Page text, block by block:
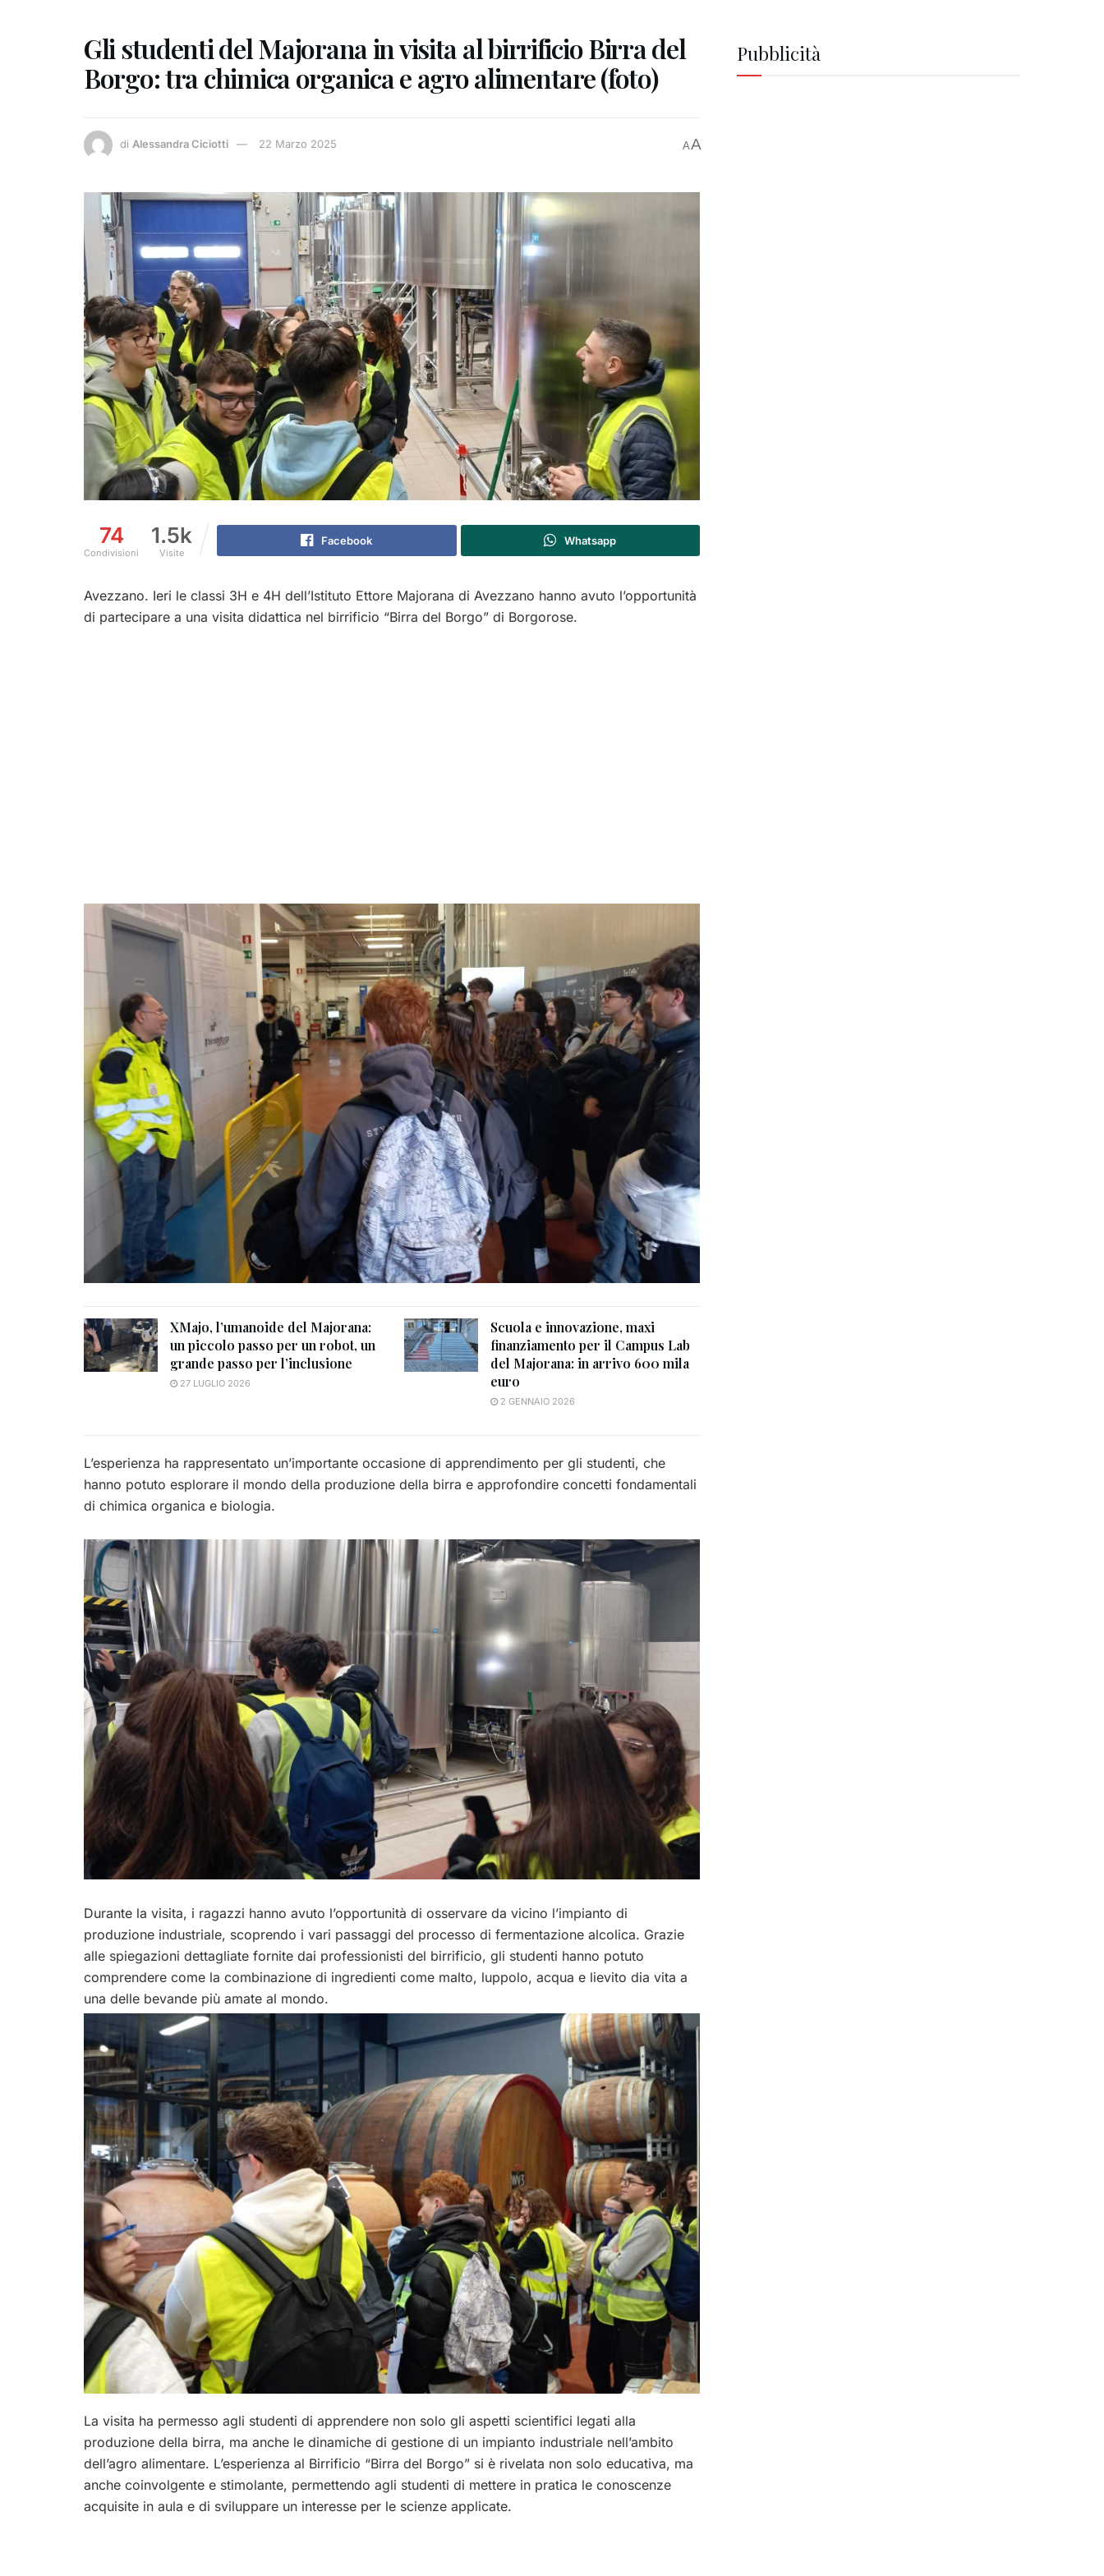
Gli studenti del Majorana in visita al birrificio Birra del
Borgo: tra chimica organica e agro alimentare (foto)
di Alessandra Ciciotti 22 Marzo 2025 AA
74
Condivisioni
1.5k
Visite
Facebook Whatsapp
Avezzano. Ieri le classi 3H e 4H dell’Istituto Ettore Majorana di Avezzano hanno avuto l’opportunità
di partecipare a una visita didattica nel birrificio “Birra del Borgo” di Borgorose.
XMajo, l’umanoide del Majorana:
un piccolo passo per un robot, un
grande passo per l’inclusione
27 LUGLIO 2026
Scuola e innovazione, maxi
finanziamento per il Campus Lab
del Majorana: in arrivo 600 mila
euro
2 GENNAIO 2026
L’esperienza ha rappresentato un’importante occasione di apprendimento per gli studenti, che
hanno potuto esplorare il mondo della produzione della birra e approfondire concetti fondamentali
di chimica organica e biologia.
Durante la visita, i ragazzi hanno avuto l’opportunità di osservare da vicino l’impianto di
produzione industriale, scoprendo i vari passaggi del processo di fermentazione alcolica. Grazie
alle spiegazioni dettagliate fornite dai professionisti del birrificio, gli studenti hanno potuto
comprendere come la combinazione di ingredienti come malto, luppolo, acqua e lievito dia vita a
una delle bevande più amate al mondo.
La visita ha permesso agli studenti di apprendere non solo gli aspetti scientifici legati alla
produzione della birra, ma anche le dinamiche di gestione di un impianto industriale nell’ambito
dell’agro alimentare. L’esperienza al Birrificio “Birra del Borgo” si è rivelata non solo educativa, ma
anche coinvolgente e stimolante, permettendo agli studenti di mettere in pratica le conoscenze
acquisite in aula e di sviluppare un interesse per le scienze applicate.
Pubblicità